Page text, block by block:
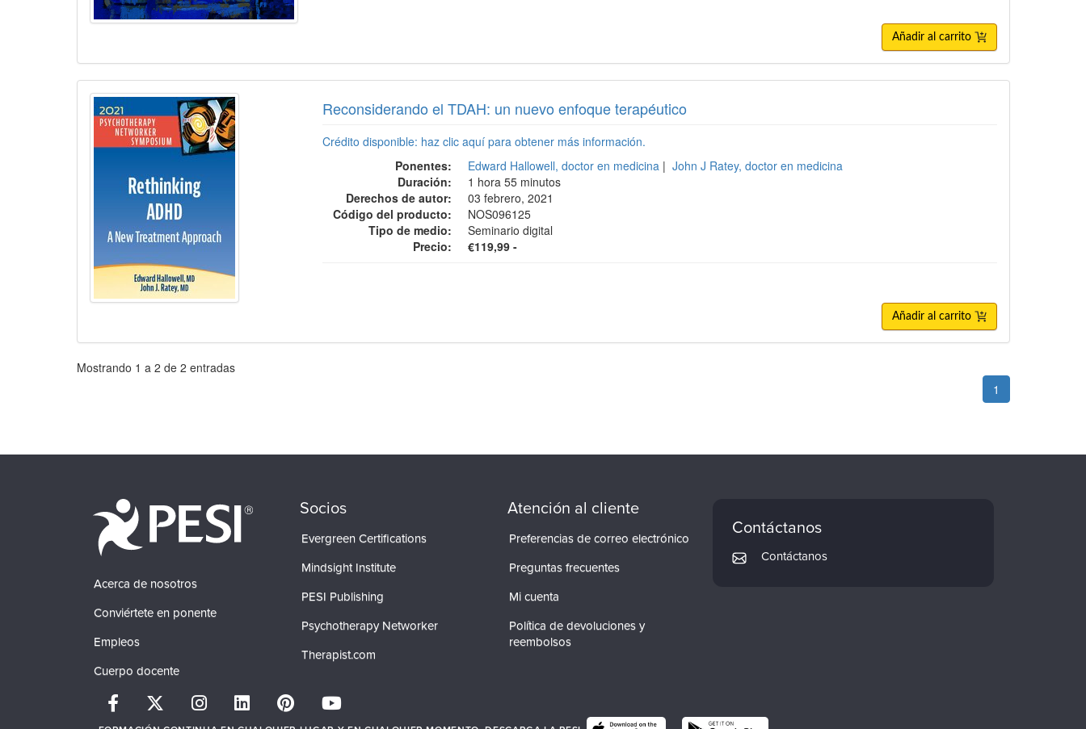
Añadir al carrito
Reconsiderando el TDAH: un nuevo enfoque terapéutico
Crédito disponible: haz clic aquí para obtener más información.
Ponentes:
Edward Hallowell, doctor en medicina | John J Ratey, doctor en medicina
Duración:
1 hora 55 minutos
Derechos de autor:
03 febrero, 2021
Código del producto:
NOS096125
Tipo de medio:
Seminario digital
Precio:
€119,99 -
Añadir al carrito
Paginación
Mostrando 1 a 2 de 2 entradas
1
Acerca de nosotros
Conviértete en ponente
Empleos
Cuerpo docente
Socios
Evergreen Certifications
Mindsight Institute
PESI Publishing
Psychotherapy Networker
Therapist.com
Atención al cliente
Preferencias de correo electrónico
Preguntas frecuentes
Mi cuenta
Política de devoluciones y
reembolsos
Contáctanos
Contáctanos